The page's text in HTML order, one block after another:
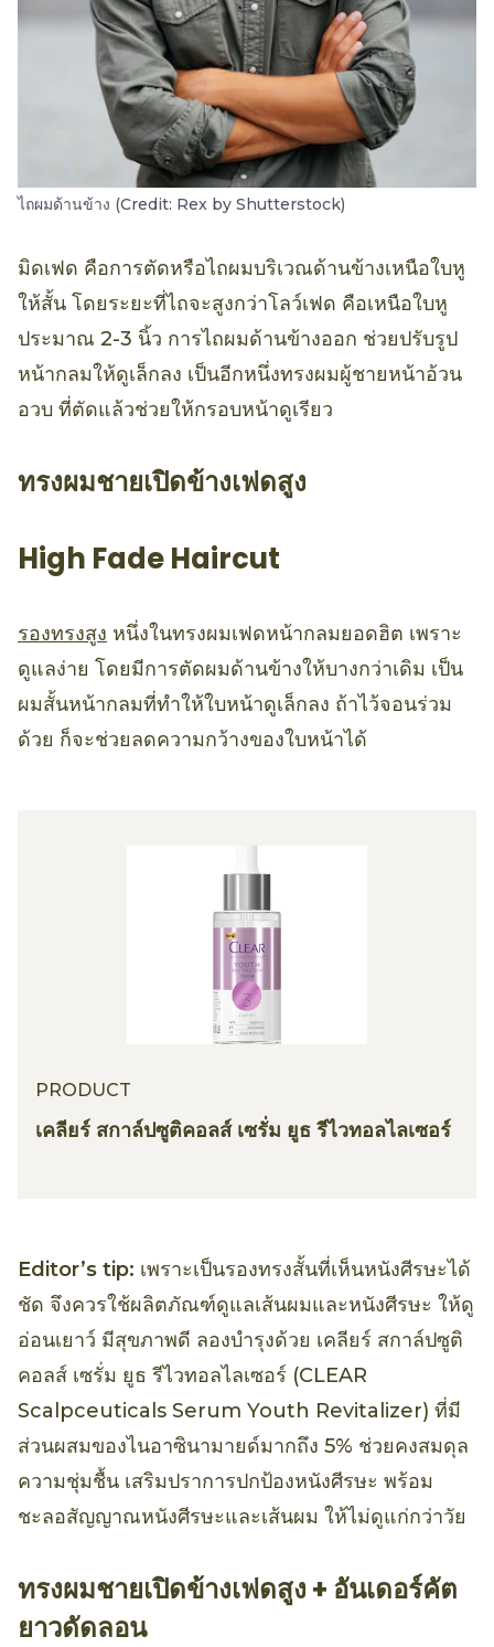
ไถผมด้านข้าง (Credit: Rex by Shutterstock)
มิดเฟด คือการตัดหรือไถผมบริเวณด้านข้างเหนือใบหู
ให้สั้น โดยระยะที่ไถจะสูงกว่าโลว์เฟด คือเหนือใบหู
ประมาณ 2-3 นิ้ว การไถผมด้านข้างออก ช่วยปรับรูป
หน้ากลมให้ดูเล็กลง เป็นอีกหนึ่งทรงผมผู้ชายหน้าอ้วน
อวบ ที่ตัดแล้วช่วยให้กรอบหน้าดูเรียว
ทรงผมชายเปิดข้างเฟดสูง
High Fade Haircut
รองทรงสูง หนึ่งในทรงผมเฟดหน้ากลมยอดฮิต เพราะ
ดูแลง่าย โดยมีการตัดผมด้านข้างให้บางกว่าเดิม เป็น
ผมสั้นหน้ากลมที่ทำให้ใบหน้าดูเล็กลง ถ้าไว้จอนร่วม
ด้วย ก็จะช่วยลดความกว้างของใบหน้าได้
PRODUCT
เคลียร์ สกาล์ปซูติคอลส์ เซรั่ม ยูธ รีไวทอลไลเซอร์
Editor’s tip: เพราะเป็นรองทรงสั้นที่เห็นหนังศีรษะได้
ชัด จึงควรใช้ผลิตภัณฑ์ดูแลเส้นผมและหนังศีรษะ ให้ดู
อ่อนเยาว์ มีสุขภาพดี ลองบำรุงด้วย เคลียร์ สกาล์ปซูติ
คอลส์ เซรั่ม ยูธ รีไวทอลไลเซอร์ (CLEAR
Scalpceuticals Serum Youth Revitalizer) ที่มี
ส่วนผสมของไนอาซินามายด์มากถึง 5% ช่วยคงสมดุล
ความชุ่มชื้น เสริมปราการปกป้องหนังศีรษะ พร้อม
ชะลอสัญญาณหนังศีรษะและเส้นผม ให้ไม่ดูแก่กว่าวัย
ทรงผมชายเปิดข้างเฟดสูง + อันเดอร์คัต
ยาวดัดลอน